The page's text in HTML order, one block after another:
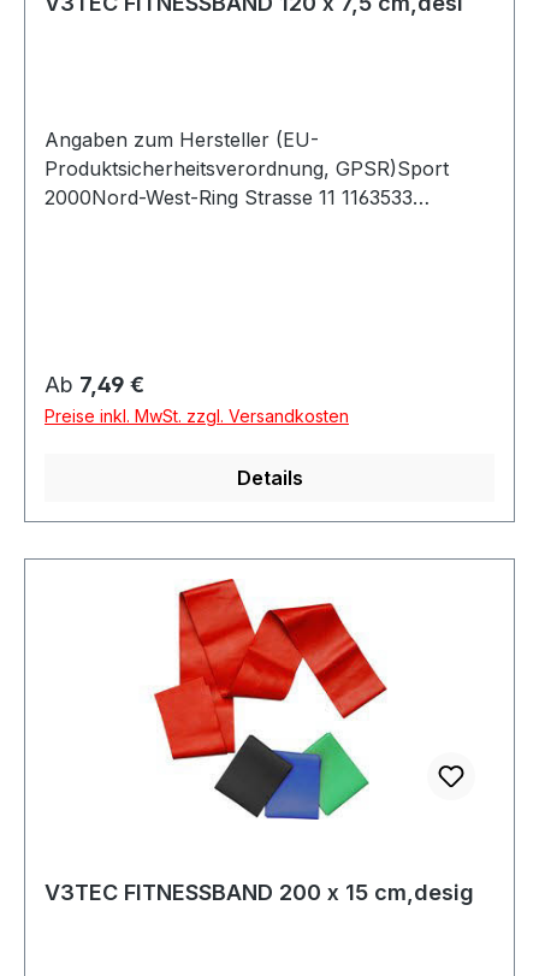
Angaben zum Hersteller (EU-
Produktsicherheitsverordnung, GPSR)Sport
2000Nord-West-Ring Strasse 11 1163533
Regulärer Preis:
Ab 7,49 €
Preise inkl. MwSt. zzgl. Versandkosten
Details
V3TEC FITNESSBAND 200 x 15 cm,desig